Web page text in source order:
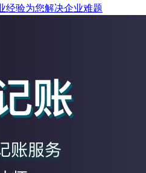
经验为您解决企业难题